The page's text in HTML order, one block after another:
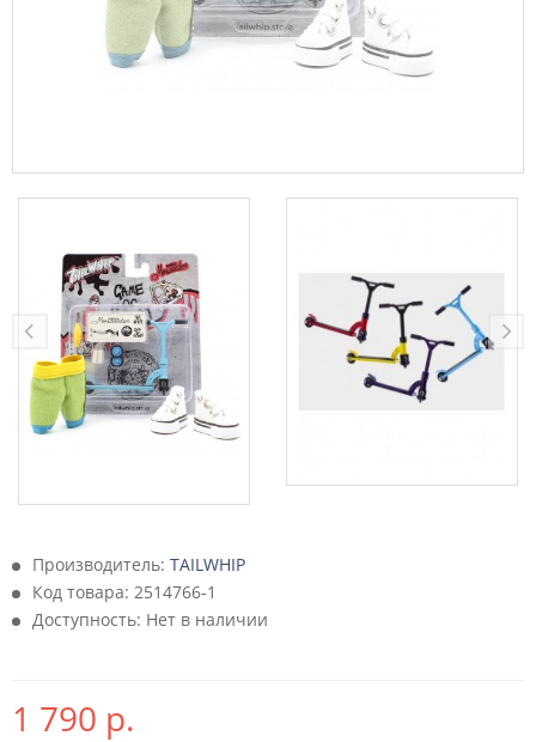
Производитель: TAILWHIP
Код товара: 2514766-1
Доступность: Нет в наличии
1 790 р.